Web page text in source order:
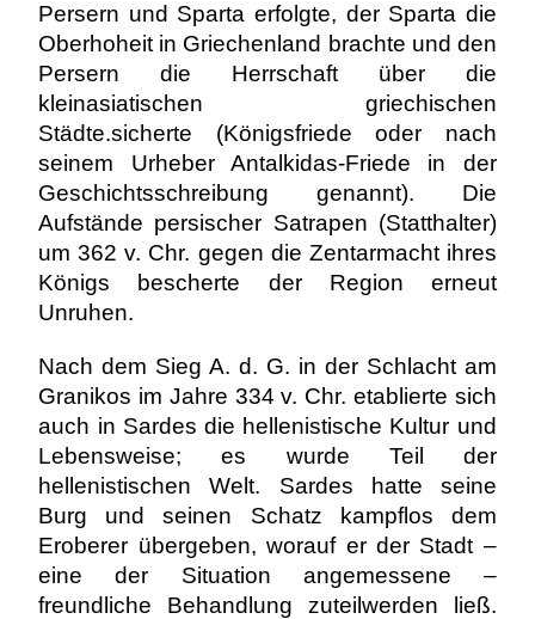
Persern und Sparta erfolgte, der Sparta die
Oberhoheit in Griechenland brachte und den
Persern die Herrschaft über die
kleinasiatischen griechischen
Städte.sicherte (Königsfriede oder nach
seinem Urheber Antalkidas-Friede in der
Geschichtsschreibung genannt). Die
Aufstände persischer Satrapen (Statthalter)
um 362 v. Chr. gegen die Zentarmacht ihres
Königs bescherte der Region erneut
Unruhen.
Nach dem Sieg A. d. G. in der Schlacht am
Granikos im Jahre 334 v. Chr. etablierte sich
auch in Sardes die hellenistische Kultur und
Lebensweise; es wurde Teil der
hellenistischen Welt. Sardes hatte seine
Burg und seinen Schatz kampflos dem
Eroberer übergeben, worauf er der Stadt –
eine der Situation angemessene –
freundliche Behandlung zuteilwerden ließ.